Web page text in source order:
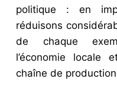
politique : en
réduisons
de chaque
l’économie locale
chaîne de